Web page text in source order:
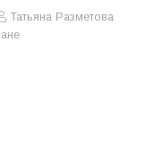
Татьяна Разметова